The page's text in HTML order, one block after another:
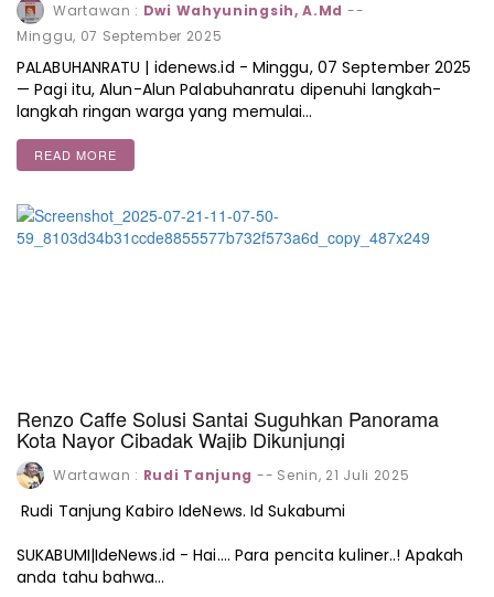
Wartawan : Dwi Wahyuningsih, A.Md --
Minggu, 07 September 2025
PALABUHANRATU | idenews.id - Minggu, 07 September 2025
— Pagi itu, Alun-Alun Palabuhanratu dipenuhi langkah-
langkah ringan warga yang memulai…
READ MORE
Renzo Caffe Solusi Santai Suguhkan Panorama
Kota Nayor Cibadak Wajib Dikunjungi
Wartawan : Rudi Tanjung -- Senin, 21 Juli 2025
Rudi Tanjung Kabiro IdeNews. Id Sukabumi
SUKABUMI|IdeNews.id - Hai.... Para pencita kuliner..! Apakah
anda tahu bahwa…